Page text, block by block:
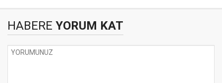
HABERE YORUM KAT